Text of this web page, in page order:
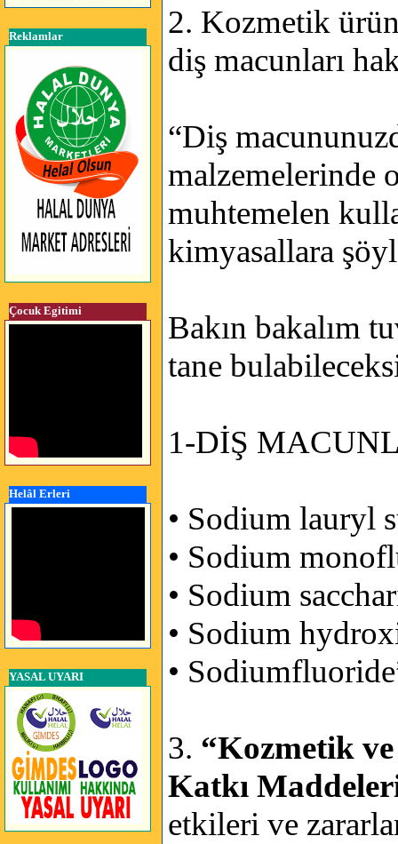
Reklamlar
Çocuk Egitimi
Helâl Erleri
YASAL UYARI
2. Kozmetik
diş macunları
“Diş
malzemelerinde
muhtemelen
kimyasallara
Bakın bakalım
tane
1-DİŞ
• Sodium lauryl
• Sodium
• Sodium
• Sodium
•
3. “Kozmetik
Katkı
etkileri ve